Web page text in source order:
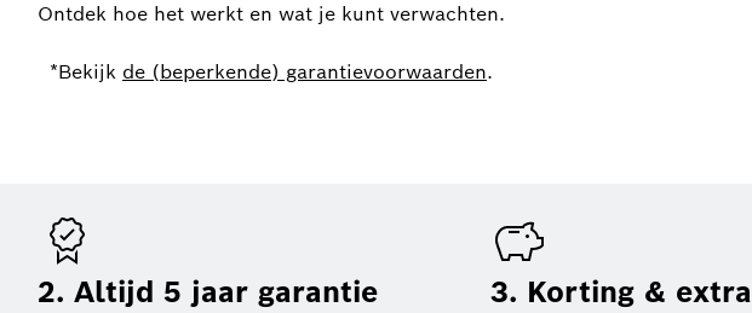
Ontdek hoe het werkt en wat je kunt verwachten.
*Bekijk de (beperkende) garantievoorwaarden.
2. Altijd 5 jaar garantie
3. Korting & extra